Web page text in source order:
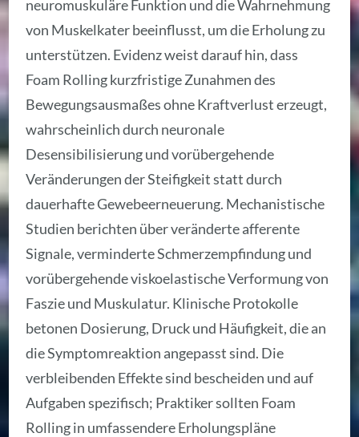
neuromuskuläre Funktion und die Wahrnehmung
von Muskelkater beeinflusst, um die Erholung zu
unterstützen. Evidenz weist darauf hin, dass
Foam Rolling kurzfristige Zunahmen des
Bewegungsausmaßes ohne Kraftverlust erzeugt,
wahrscheinlich durch neuronale
Desensibilisierung und vorübergehende
Veränderungen der Steifigkeit statt durch
dauerhafte Gewebeerneuerung. Mechanistische
Studien berichten über veränderte afferente
Signale, verminderte Schmerzempfindung und
vorübergehende viskoelastische Verformung von
Faszie und Muskulatur. Klinische Protokolle
betonen Dosierung, Druck und Häufigkeit, die an
die Symptomreaktion angepasst sind. Die
verbleibenden Effekte sind bescheiden und auf
Aufgaben spezifisch; Praktiker sollten Foam
Rolling in umfassendere Erholungspläne